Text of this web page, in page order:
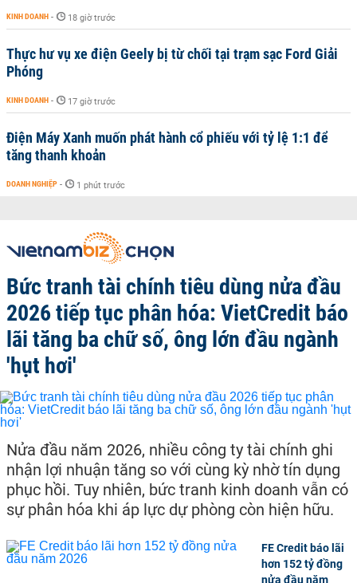
KINH DOANH - 18 giờ trước
Thực hư vụ xe điện Geely bị từ chối tại trạm sạc Ford Giải
Phóng
KINH DOANH - 17 giờ trước
Điện Máy Xanh muốn phát hành cổ phiếu với tỷ lệ 1:1 để
tăng thanh khoản
DOANH NGHIỆP - 1 phút trước
Bức tranh tài chính tiêu dùng nửa đầu
2026 tiếp tục phân hóa: VietCredit báo
lãi tăng ba chữ số, ông lớn đầu ngành
'hụt hơi'
Nửa đầu năm 2026, nhiều công ty tài chính ghi
nhận lợi nhuận tăng so với cùng kỳ nhờ tín dụng
phục hồi. Tuy nhiên, bức tranh kinh doanh vẫn có
sự phân hóa khi áp lực dự phòng còn hiện hữu.
FE Credit báo lãi
hơn 152 tỷ đồng
nửa đầu năm